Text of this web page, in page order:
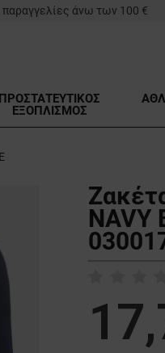
παραγγελίες άνω των 100 €
ΠΡΟΣΤΑΤΕΥΤΙΚΟΣ
ΕΞΟΠΛΙΣΜΟΣ
NAVY